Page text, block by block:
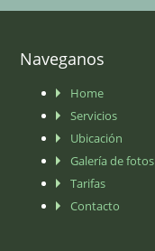
Naveganos
Home
Servicios
Ubicación
Galería de fotos
Tarifas
Contacto